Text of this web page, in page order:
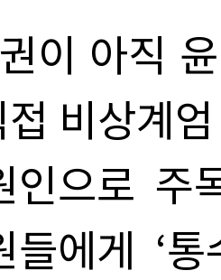
이 아직
비상계
으로 주
에게 ‘